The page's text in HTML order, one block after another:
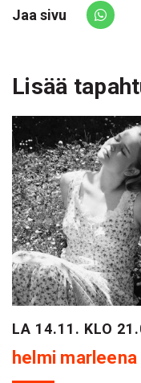
Jaa sivu
Share
Lisää
LA 14.11. KLO
helmi marleena